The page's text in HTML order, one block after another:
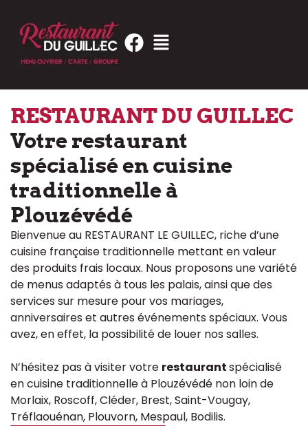
RESTAURANT DU GUILLEC
Votre restaurant
spécialisé en cuisine
traditionnelle à
Plouzévédé
Bienvenue au RESTAURANT LE GUILLEC, riche d’une
cuisine française traditionnelle mettant en valeur
des produits frais locaux. Nous proposons une variété
de menus adaptés à tous les palais, ainsi que des
services sur mesure pour vos mariages,
anniversaires et autres événements spéciaux. Vous
avez, en effet, la possibilité de louer nos salles.
N’hésitez pas à visiter votre restaurantspécialisé
en cuisine traditionnelle à Plouzévédé non loin de
Morlaix, Roscoff, Cléder, Brest, Saint-Vougay,
Tréflaouénan, Plouvorn, Mespaul, Bodilis.